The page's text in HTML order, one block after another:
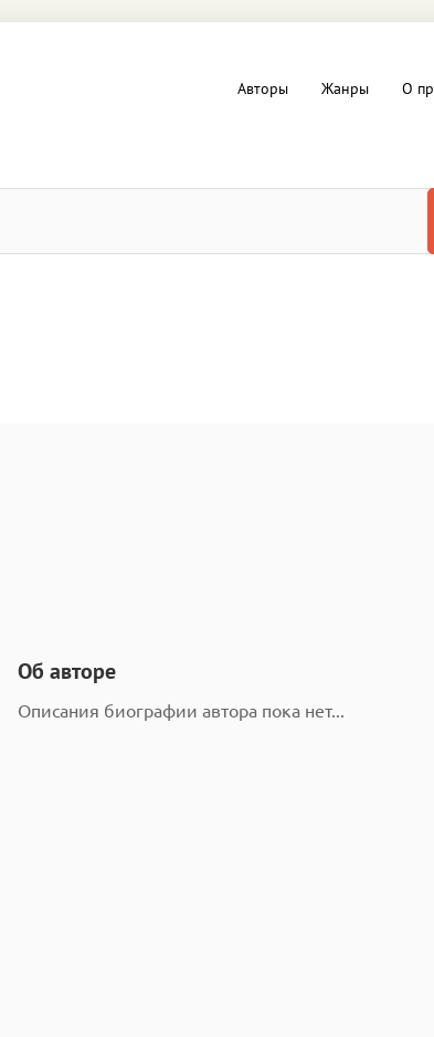
Авторы Жанры О
Об авторе
Описания биографии автора пока нет...